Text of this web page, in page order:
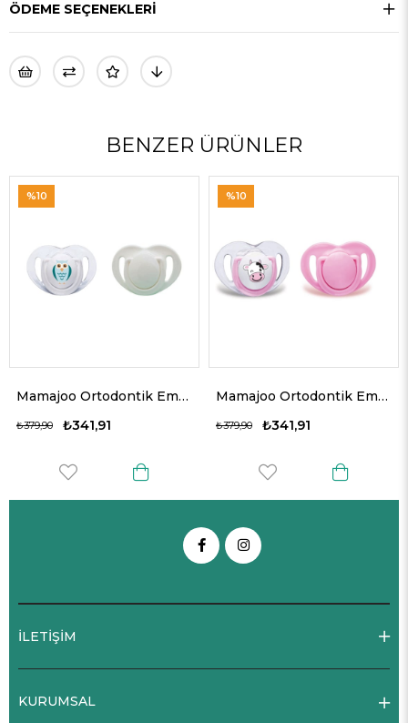
ÖDEME SEÇENEKLERI
BENZER ÜRÜNLER
Mamajoo Ortodontik Emzik Seti 12 Ay+ Beyaz & Baykuş | İkili, Silikon, Damaklı
₺341,91
₺379,90
%10
Mamajoo Ortodontik Emzik Seti 6 Ay+ Pembe & İnek | İkili, Silikon, Damaklı
₺341,91
₺379,90
%10
İLETİŞİM
KURUMSAL